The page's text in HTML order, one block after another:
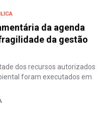
da agenda
da gestão
dos recursos autorizados
foram executados em